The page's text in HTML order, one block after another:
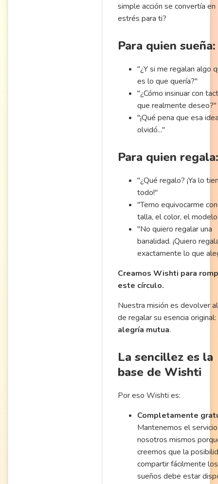
simple acción se convertía en
estrés para ti?
Para quien sueña:
"¿Y si me regalan algo
es lo que quería?"
"¿Cómo insinuar con
que realmente deseo?"
"¡Qué pena que esa
olvidó..."
Para quien regala:
"¿Qué regalo? ¡Ya lo
todo!"
"Temo equivocarme
talla, el color, el
"No quiero regalar una
banalidad. ¡Quiero
exactamente lo que
Creamos Wishti para
este círculo.
Nuestra misión es devolver
de regalar su esencia original:
alegría mutua.
La sencillez es la
base de Wishti
Por eso Wishti es:
Completamente
Mantenemos el servicio
nosotros mismos
creemos que la
compartir fácilmente los
sueños debe estar